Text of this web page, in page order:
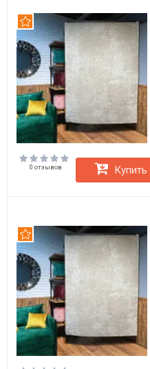
Рекомендуем
0 отзывов Купить
Рекомендуем